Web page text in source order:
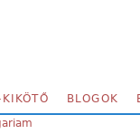
KIKÖTŐ BLOGOK